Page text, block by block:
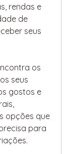
rendas e
de
seus
os
seus
gostos e
opções que
para